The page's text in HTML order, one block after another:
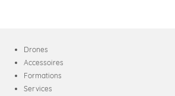
Drones
Accessoires
Formations
Services